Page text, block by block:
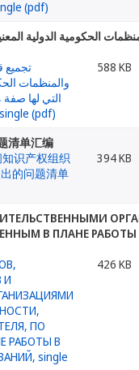
الحكومية
588 KB
清单汇编
394 KB
В ПЛАНЕ РАБОТЫ
426 KB